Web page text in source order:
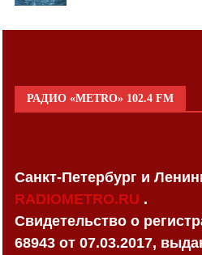
РАДИО «METRO» 102.4 FM
Санкт-Петербург и
RADIOMETRO.RU .
Свидетельство о
68943 от 07.03.2017,